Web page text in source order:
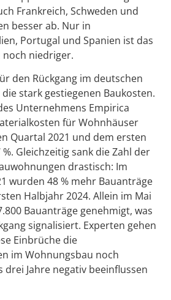
Frankreich, Schweden und
besser ab. Nur in
Portugal und Spanien ist das
noch niedriger.
den Rückgang im deutschen
stark gestiegenen Baukosten.
Unternehmens Empirica
für Wohnhäuser
Quartal 2021 und dem ersten
Gleichzeitig sank die Zahl der
drastisch: Im
wurden 48 % mehr Bauanträge
Halbjahr 2024. Allein im Mai
Bauanträge genehmigt, was
signalisiert. Experten gehen
Einbrüche die
im Wohnungsbau noch
drei Jahre negativ beeinflussen